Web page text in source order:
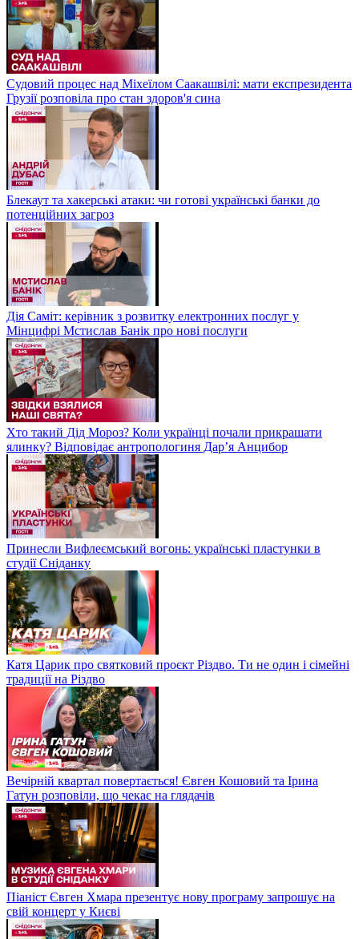
Судовий процес над Міхеїлом Саакашвілі: мати експрезидента
Грузії розповіла про стан здоров'я сина
Блекаут та хакерські атаки: чи готові українські банки до
потенційних загроз
Дія Саміт: керівник з розвитку електронних послуг у
Мінцифрі Мстислав Банік про нові послуги
Хто такий Дід Мороз? Коли українці почали прикрашати
ялинку? Відповідає антропологиня Дарʼя Анцибор
Принесли Вифлеємський вогонь: українські пластунки в
студії Сніданку
Катя Царик про святковий проєкт Різдво. Ти не один і сімейні
традиції на Різдво
Вечірній квартал повертається! Євген Кошовий та Ірина
Гатун розповіли, що чекає на глядачів
Піаніст Євген Хмара презентує нову програму запрошує на
свій концерт у Києві